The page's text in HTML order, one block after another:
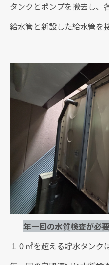
タンクとポンプを撤去し、
給水管と新設した給水管を
年一回の水質検査が必
１０㎥を超える貯水タンク